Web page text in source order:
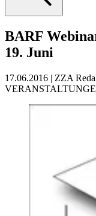
BARF
19. Juni
17.06.2016 | ZZA